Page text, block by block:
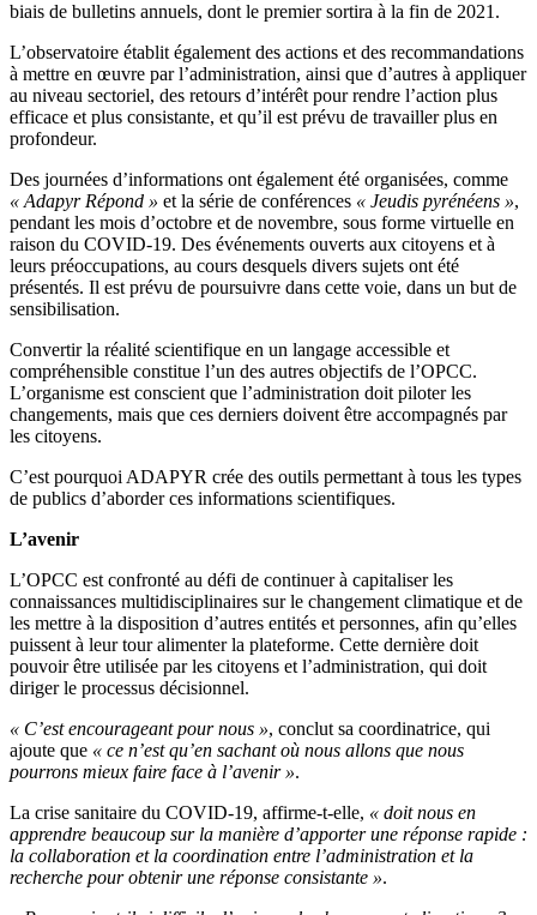
biais de bulletins annuels, dont le premier sortira à la fin de 2021.
L’observatoire établit également des actions et des recommandations
à mettre en œuvre par l’administration, ainsi que d’autres à appliquer
au niveau sectoriel, des retours d’intérêt pour rendre l’action plus
efficace et plus consistante, et qu’il est prévu de travailler plus en
profondeur.
Des journées d’informations ont également été organisées, comme
« Adapyr Répond » et la série de conférences « Jeudis pyrénéens »,
pendant les mois d’octobre et de novembre, sous forme virtuelle en
raison du COVID-19. Des événements ouverts aux citoyens et à
leurs préoccupations, au cours desquels divers sujets ont été
présentés. Il est prévu de poursuivre dans cette voie, dans un but de
sensibilisation.
Convertir la réalité scientifique en un langage accessible et
compréhensible constitue l’un des autres objectifs de l’OPCC.
L’organisme est conscient que l’administration doit piloter les
changements, mais que ces derniers doivent être accompagnés par
les citoyens.
C’est pourquoi ADAPYR crée des outils permettant à tous les types
de publics d’aborder ces informations scientifiques.
L’avenir
L’OPCC est confronté au défi de continuer à capitaliser les
connaissances multidisciplinaires sur le changement climatique et de
les mettre à la disposition d’autres entités et personnes, afin qu’elles
puissent à leur tour alimenter la plateforme. Cette dernière doit
pouvoir être utilisée par les citoyens et l’administration, qui doit
diriger le processus décisionnel.
« C’est encourageant pour nous », conclut sa coordinatrice, qui
ajoute que « ce n’est qu’en sachant où nous allons que nous
pourrons mieux faire face à l’avenir ».
La crise sanitaire du COVID-19, affirme-t-elle, « doit nous en
apprendre beaucoup sur la manière d’apporter une réponse rapide :
la collaboration et la coordination entre l’administration et la
recherche pour obtenir une réponse consistante ».